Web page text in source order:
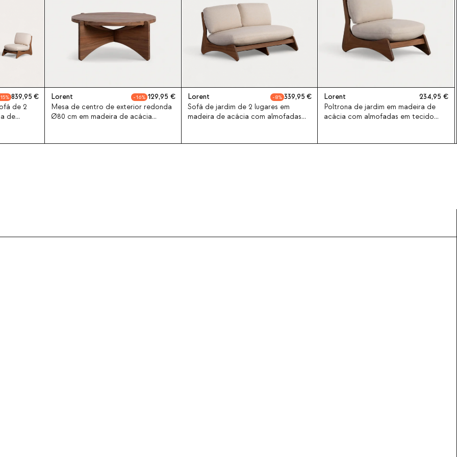
15
839,95
de 2
de
Lorent 16
129,95
Mesa de centro de exterior redonda
Ø80 cm em madeira de acácia
Lorent 8
339,95
Sofá de jardim de 2 lugares em
madeira de acácia com almofadas
Lorent
234,95
Poltrona de jardim em madeira de
acácia com almofadas em tecido